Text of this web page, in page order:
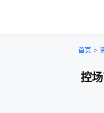
首页 >
控